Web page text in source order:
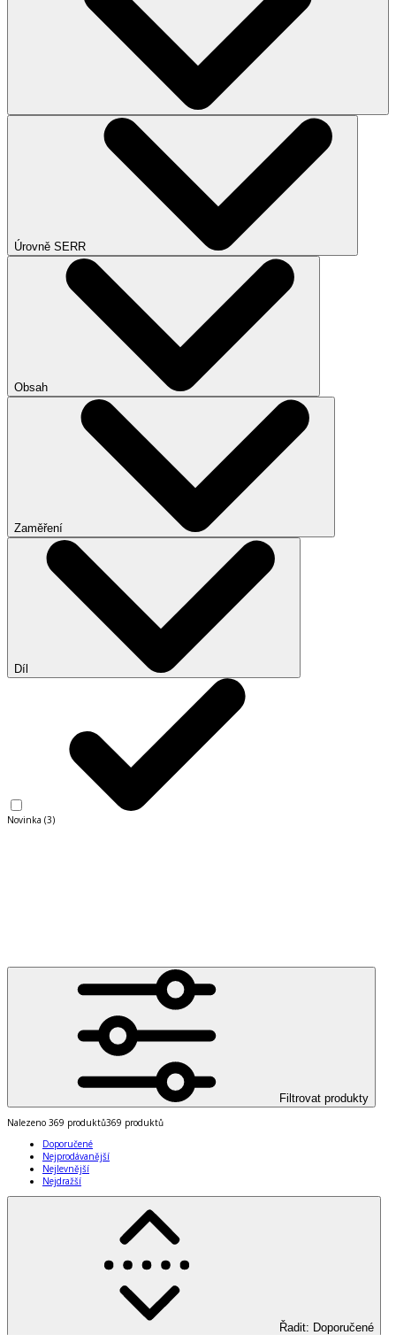
Úrovně SERR
Obsah
Zaměření
Díl
Novinka (3)
Filtrovat produkty
Nalezeno 369 produktů369 produktů
Doporučené
Nejprodávanější
Nejlevnější
Nejdražší
Řadit: Doporučené